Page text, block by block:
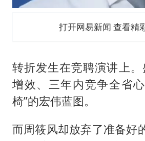
打开网易新闻 查看精
转折发生在竞聘演讲上。
增效、三年内竞争全省
椅”的宏伟蓝图。
而周筱风却放弃了准备好